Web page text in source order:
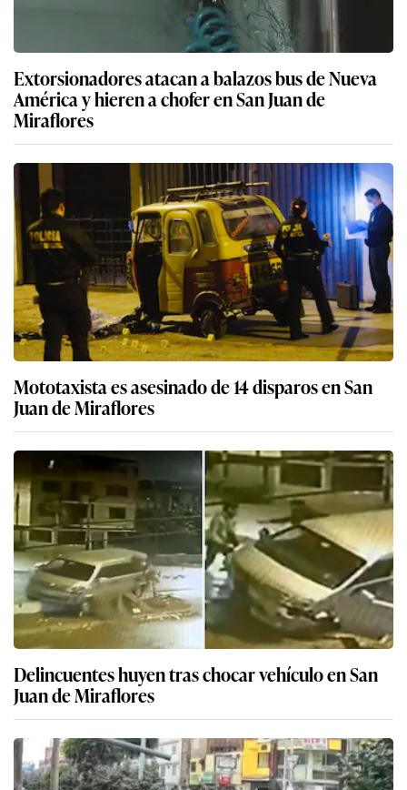
Extorsionadores atacan a balazos bus de Nueva
América y hieren a chofer en San Juan de
Miraflores
Mototaxista es asesinado de 14 disparos en San
Juan de Miraflores
Delincuentes huyen tras chocar vehículo en San
Juan de Miraflores